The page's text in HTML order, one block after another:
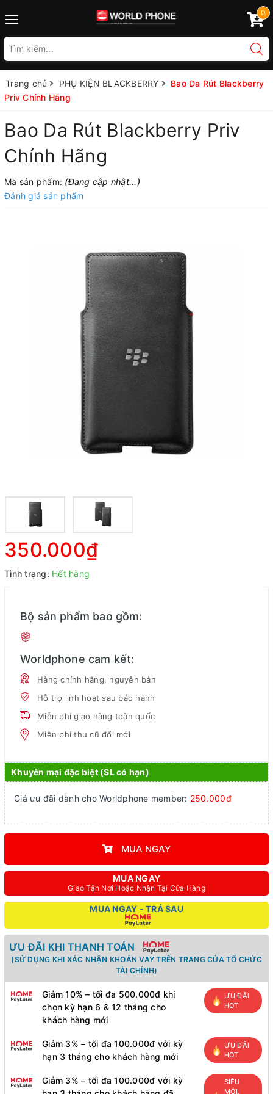
Toggle
0
Trang chủ PHỤ KIỆN BLACKBERRY
Bao Da Rút Blackberry
Priv Chính Hãng
Bao Da Rút Blackberry Priv
Chính Hãng
Mã sản phẩm: (Đang cập nhật...)
Đánh giá sản phẩm
350.000₫
Tình trạng: Hết hàng
Bộ sản phẩm bao gồm:
Worldphone cam kết:
Hàng chính hãng, nguyên bản
Hỗ trợ linh hoạt sau bảo hành
Miễn phí giao hàng toàn quốc
Miễn phí thu cũ đổi mới
Khuyến mại đặc biệt (SL có hạn)
Giá ưu đãi dành cho Worldphone member: 250.000đ
MUA NGAY
MUA NGAY
Giao Tận Nơi Hoặc Nhận Tại Cửa Hàng
MUA NGAY - TRẢ SAU
ƯU ĐÃI KHI THANH TOÁN
(SỬ DỤNG KHI XÁC NHẬN KHOẢN VAY TRÊN TRANG CỦA TỔ CHỨC
TÀI CHÍNH)
Giảm 10% – tối đa 500.000đ khi
chọn kỳ hạn 6 & 12 tháng cho
khách hàng mới
ƯU ĐÃI
HOT
Giảm 3% – tối đa 100.000đ với kỳ
hạn 3 tháng cho khách hàng mới
ƯU ĐÃI
HOT
Giảm 3% – tối đa 100.000đ với kỳ
SIÊU
MỚI,